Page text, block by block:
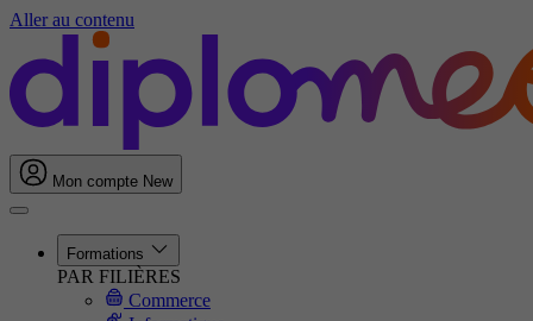
Aller au contenu
Mon compte New
Formations
PAR FILIÈRES
Commerce